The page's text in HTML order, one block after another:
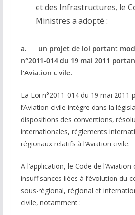
et des Infrastructures, le
Ministres a adopté :
a. un projet de loi portant
n°2011-014 du 19 mai 2011
l’Aviation civile.
La Loi n°2011-014 du 19 mai 2011
l’Aviation civile intègre dans la
dispositions des conventions,
internationales, règlements
régionaux relatifs à l’Aviation civile.
A l’application, le Code de l’Aviation
insuffisances liées à l’évolution du
sous-régional, régional et
civile, notamment :